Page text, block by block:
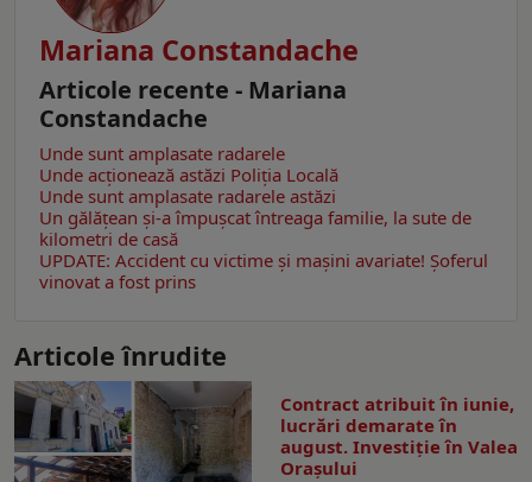
Mariana Constandache
Articole recente - Mariana
Constandache
Unde sunt amplasate radarele
Unde acționează astăzi Poliția Locală
Unde sunt amplasate radarele astăzi
Un gălăţean și-a împușcat întreaga familie, la sute de
kilometri de casă
UPDATE: Accident cu victime și mașini avariate! Șoferul
vinovat a fost prins
Articole înrudite
Contract atribuit în iunie,
lucrări demarate în
august. Investiţie în Valea
Oraşului